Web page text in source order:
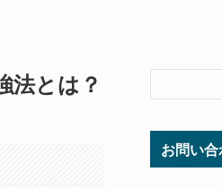
法とは？
お問い